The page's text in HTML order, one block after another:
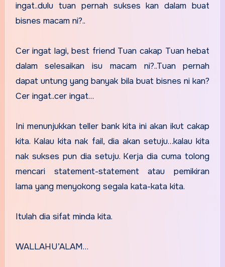
ingat..dulu tuan pernah sukses kan dalam buat
bisnes macam ni?..
Cer ingat lagi, best friend Tuan cakap Tuan hebat
dalam selesaikan isu macam ni?..Tuan pernah
dapat untung yang banyak bila buat bisnes ni kan?
Cer ingat..cer ingat…
Ini menunjukkan teller bank kita ini akan ikut cakap
kita. Kalau kita nak fail, dia akan setuju…kalau kita
nak sukses pun dia setuju. Kerja dia cuma tolong
mencari statement-statement atau pemikiran
lama yang menyokong segala kata-kata kita.
Itulah dia sifat minda kita.
WALLAHU’ALAM…